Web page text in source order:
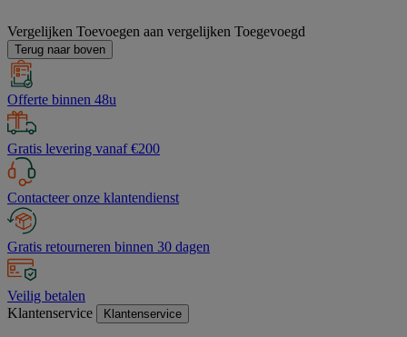
Vergelijken Toevoegen aan vergelijken Toegevoegd
Terug naar boven
Offerte binnen 48u
Gratis levering vanaf €200
Contacteer onze klantendienst
Gratis retourneren binnen 30 dagen
Veilig betalen
Klantenservice
Klantenservice